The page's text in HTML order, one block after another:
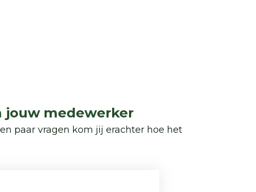
jouw medewerker
paar vragen kom jij erachter hoe het